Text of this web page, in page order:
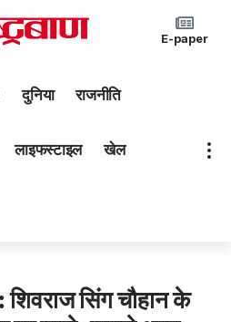
E-paper
दुनिया राजनीति
लाइफस्टाइल खेल
सिंग चौहान के